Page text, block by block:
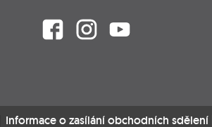
Informace o zasílání obchodních sdělení